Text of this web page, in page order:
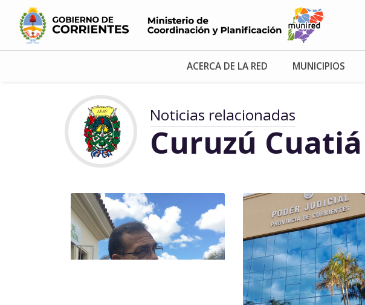
ACERCA DE LA RED MUNICIPIOS
Noticias relacionadas
Curuzú Cuatiá